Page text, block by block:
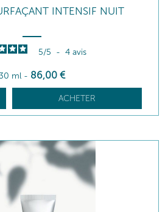
INTENSIF NUIT
5/5 - 4 avis
ml - 86,00 €
ACHETER